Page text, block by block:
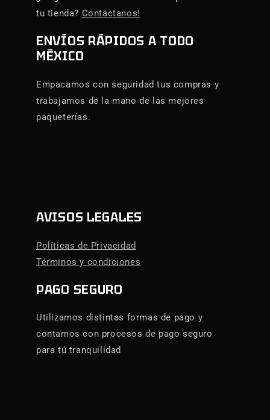
tu tienda? Contáctanos!
ENVÍOS RÁPIDOS A TODO
MÉXICO
Empacamos con seguridad tus compras y
trabajamos de la mano de las mejores
paqueterías.
AVISOS LEGALES
Políticas de Privacidad
Términos y condiciones
PAGO SEGURO
Utilizamos distintas formas de pago y
contamos con procesos de pago seguro
para tú tranquilidad